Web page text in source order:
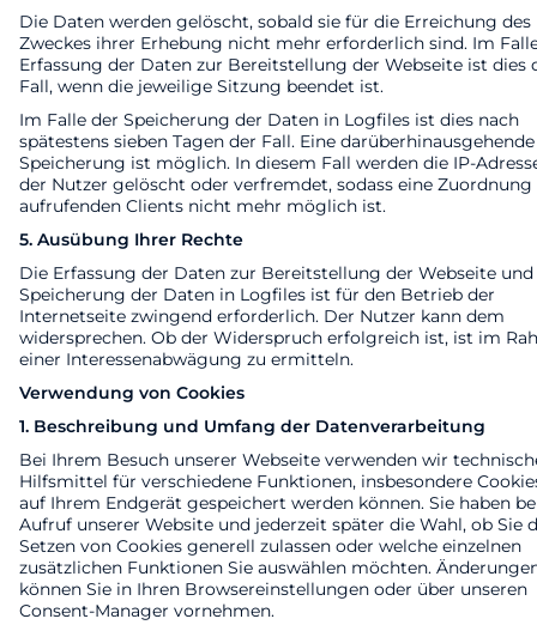
Die Daten werden gelöscht, sobald sie für die Erreichung des
Zweckes ihrer Erhebung nicht mehr erforderlich sind. Im
Erfassung der Daten zur Bereitstellung der Webseite ist dies
Fall, wenn die jeweilige Sitzung beendet ist.
Im Falle der Speicherung der Daten in Logfiles ist dies nach
spätestens sieben Tagen der Fall. Eine darüberhinausgehende
Speicherung ist möglich. In diesem Fall werden die IP-
der Nutzer gelöscht oder verfremdet, sodass eine Zuordnung
aufrufenden Clients nicht mehr möglich ist.
5. Ausübung Ihrer Rechte
Die Erfassung der Daten zur Bereitstellung der Webseite und
Speicherung der Daten in Logfiles ist für den Betrieb der
Internetseite zwingend erforderlich. Der Nutzer kann dem
widersprechen. Ob der Widerspruch erfolgreich ist, ist im
einer Interessenabwägung zu ermitteln.
Verwendung von Cookies
1. Beschreibung und Umfang der Datenverarbeitung
Bei Ihrem Besuch unserer Webseite verwenden wir
Hilfsmittel für verschiedene Funktionen, insbesondere
auf Ihrem Endgerät gespeichert werden können. Sie haben
Aufruf unserer Website und jederzeit später die Wahl, ob Sie
Setzen von Cookies generell zulassen oder welche einzelnen
zusätzlichen Funktionen Sie auswählen möchten.
können Sie in Ihren Browsereinstellungen oder über unseren
Consent-Manager vornehmen.